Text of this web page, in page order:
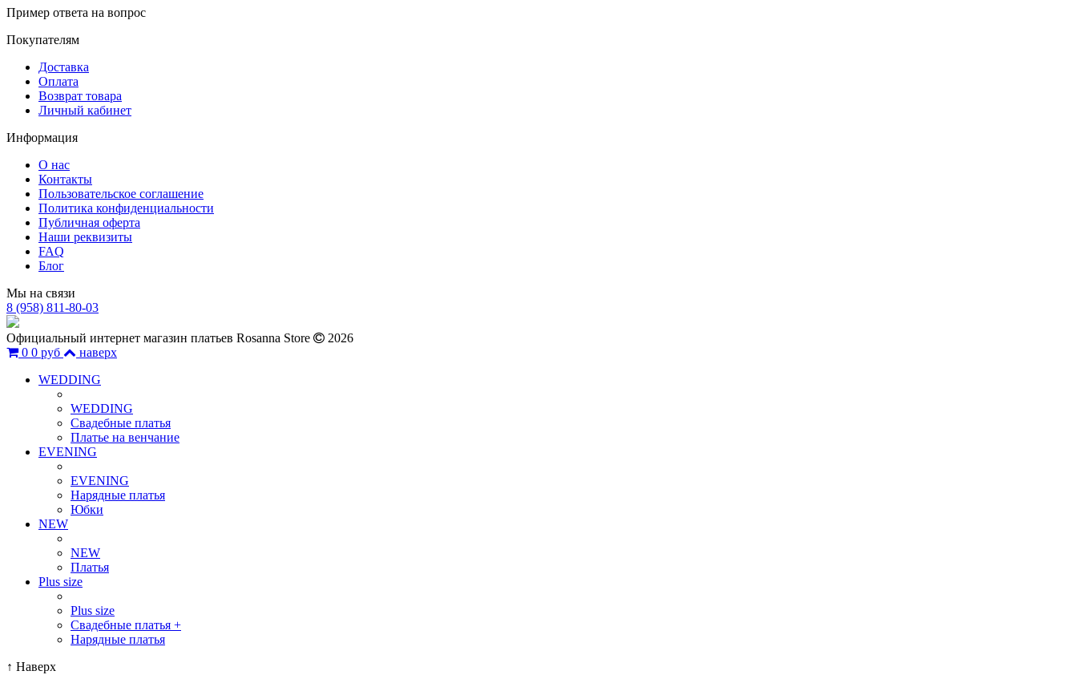
Пример ответа на вопрос
Покупателям
Доставка
Оплата
Возврат товара
Личный кабинет
Информация
О нас
Контакты
Пользовательское соглашение
Политика конфиденциальности
Публичная оферта
Наши реквизиты
FAQ
Блог
Мы на связи
8 (958) 811-80-03
Официальный интернет магазин платьев Rosanna Store
2026
0 0 руб
наверх
WEDDING
WEDDING
Свадебные платья
Платье на венчание
EVENING
EVENING
Нарядные платья
Юбки
NEW
NEW
Платья
Plus size
Plus size
Свадебные платья +
Нарядные платья
↑ Наверх